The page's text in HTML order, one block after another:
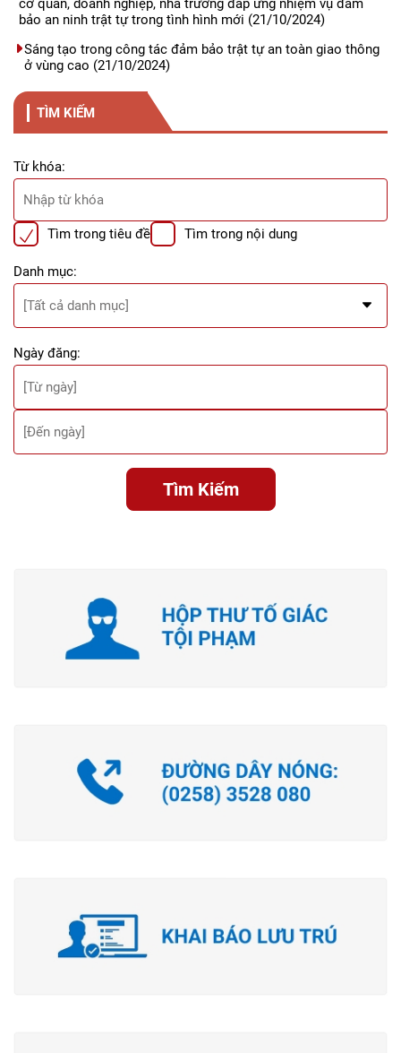
cơ quan, doanh nghiệp, nhà trường đáp ứng nhiệm vụ đảm
bảo an ninh trật tự trong tình hình mới (21/10/2024)
Sáng tạo trong công tác đảm bảo trật tự an toàn giao thông
ở vùng cao (21/10/2024)
TÌM KIẾM
Từ khóa:
Tìm trong tiêu đề Tìm trong nội dung
Danh mục:
Ngày đăng:
Tìm Kiếm